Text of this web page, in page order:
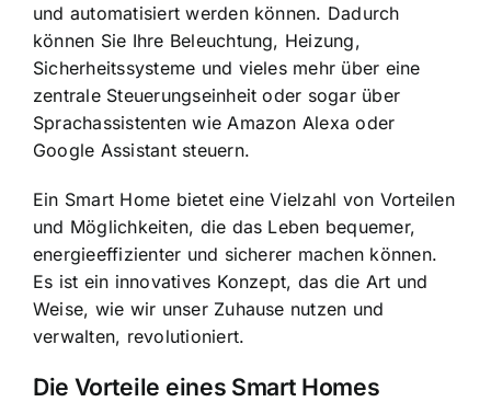
und automatisiert werden können. Dadurch
können Sie Ihre Beleuchtung, Heizung,
Sicherheitssysteme und vieles mehr über eine
zentrale Steuerungseinheit oder sogar über
Sprachassistenten wie Amazon Alexa oder
Google Assistant steuern.
Ein Smart Home bietet eine Vielzahl von Vorteilen
und Möglichkeiten, die das Leben bequemer,
energieeffizienter und sicherer machen können.
Es ist ein innovatives Konzept, das die Art und
Weise, wie wir unser Zuhause nutzen und
verwalten, revolutioniert.
Die Vorteile eines Smart Homes